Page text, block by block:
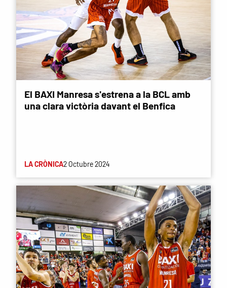
El BAXI Manresa s'estrena a la BCL amb
una clara victòria davant el Benfica
LA CRÒNICA2 Octubre 2024